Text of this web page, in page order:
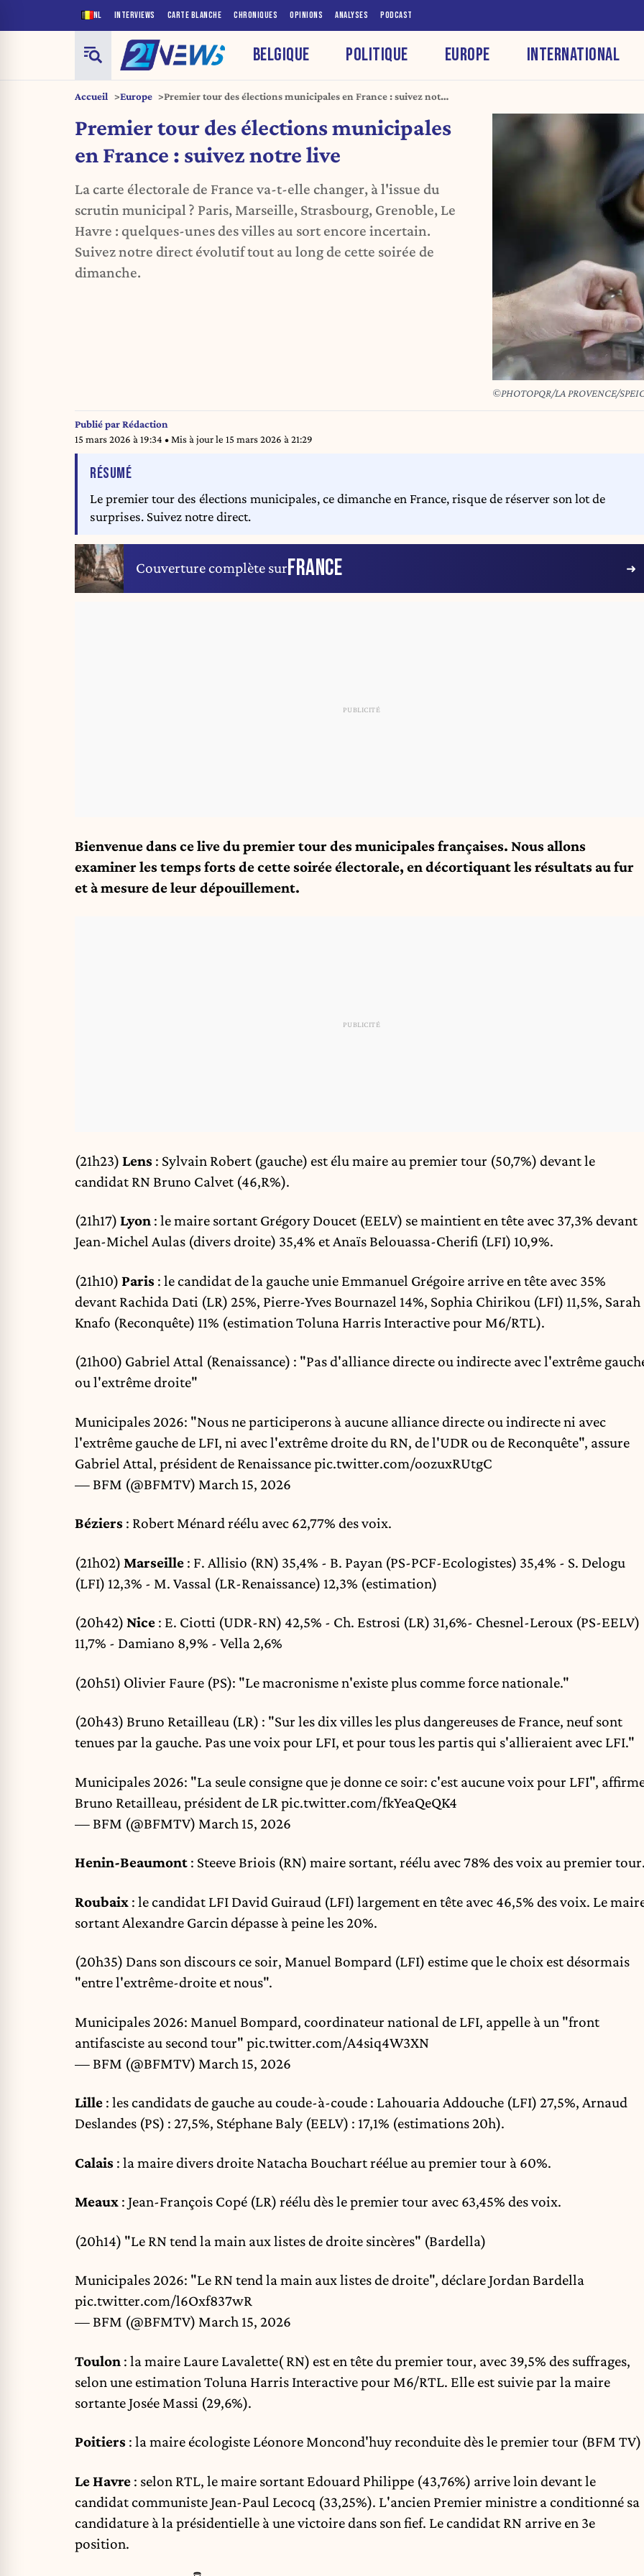
NL INTERVIEWS CARTE BLANCHE CHRONIQUES OPINIONS ANALYSES PODCAST
BELGIQUE POLITIQUE EUROPE INTERNATIONAL
Accueil Europe
Premier tour des élections municipales en France : suivez notre
Premier tour des élections municipales
en France : suivez notre live
La carte électorale de France va-t-elle changer, à l'issue du
scrutin municipal ? Paris, Marseille, Strasbourg, Grenoble, Le
Havre : quelques-unes des villes au sort encore incertain.
Suivez notre direct évolutif tout au long de cette soirée de
dimanche.
©PHOTOPQR/LA PROVENCE/
Publié parRédaction
15 mars 2026 à 19:34 • Mis à jour le 15 mars 2026 à 21:29
RÉSUMÉDE L'ARTICLE
Le premier tour des élections municipales, ce dimanche en France, risque de réserver son lot de
surprises. Suivez notre direct.
Couverture complète surFRANCE
Bienvenue dans ce live du premier tour des municipales françaises. Nous allons
examiner les temps forts de cette soirée électorale, en décortiquant les résultats au fur
et à mesure de leur dépouillement.
(21h23) Lens : Sylvain Robert (gauche) est élu maire au premier tour (50,7%) devant le
candidat RN Bruno Calvet (46,R%).
(21h17) Lyon : le maire sortant Grégory Doucet (EELV) se maintient en tête avec 37,3% devant
Jean-Michel Aulas (divers droite) 35,4% et Anaïs Belouassa-Cherifi (LFI) 10,9%.
(21h10) Paris : le candidat de la gauche unie Emmanuel Grégoire arrive en tête avec 35%
devant Rachida Dati (LR) 25%, Pierre-Yves Bournazel 14%, Sophia Chirikou (LFI) 11,5%, Sarah
Knafo (Reconquête) 11% (estimation Toluna Harris Interactive pour M6/RTL).
(21h00) Gabriel Attal (Renaissance) : "Pas d'alliance directe ou indirecte avec l'extrême
ou l'extrême droite"
Municipales 2026: "Nous ne participerons à aucune alliance directe ou indirecte ni avec
l'extrême gauche de LFI, ni avec l'extrême droite du RN, de l'UDR ou de Reconquête", assure
Gabriel Attal, président de Renaissancepic.twitter.com/oozuxRUtgC
— BFM (@BFMTV) March 15, 2026
Béziers : Robert Ménard réélu avec 62,77% des voix.
(21h02) Marseille : F. Allisio (RN) 35,4% - B. Payan (PS-PCF-Ecologistes) 35,4% - S. Delogu
(LFI) 12,3% - M. Vassal (LR-Renaissance) 12,3% (estimation)
(20h42) Nice : E. Ciotti (UDR-RN) 42,5% - Ch. Estrosi (LR) 31,6%- Chesnel-Leroux (PS-EELV)
11,7% - Damiano 8,9% - Vella 2,6%
(20h51) Olivier Faure (PS): "Le macronisme n'existe plus comme force nationale."
(20h43) Bruno Retailleau (LR) : "Sur les dix villes les plus dangereuses de France, neuf sont
tenues par la gauche. Pas une voix pour LFI, et pour tous les partis qui s'allieraient avec LFI."
Municipales 2026: "La seule consigne que je donne ce soir: c'est aucune voix pour LFI",
Bruno Retailleau, président de LRpic.twitter.com/fkYeaQeQK4
— BFM (@BFMTV) March 15, 2026
Henin-Beaumont : Steeve Briois (RN) maire sortant, réélu avec 78% des voix au premier
Roubaix : le candidat LFI David Guiraud (LFI) largement en tête avec 46,5% des voix. Le
sortant Alexandre Garcin dépasse à peine les 20%.
(20h35) Dans son discours ce soir, Manuel Bompard (LFI) estime que le choix est désormais
"entre l'extrême-droite et nous".
Municipales 2026: Manuel Bompard, coordinateur national de LFI, appelle à un "front
antifasciste au second tour" pic.twitter.com/A4siq4W3XN
— BFM (@BFMTV) March 15, 2026
Lille : les candidats de gauche au coude-à-coude : Lahouaria Addouche (LFI) 27,5%, Arnaud
Deslandes (PS) : 27,5%, Stéphane Baly (EELV) : 17,1% (estimations 20h).
Calais : la maire divers droite Natacha Bouchart réélue au premier tour à 60%.
Meaux : Jean-François Copé (LR) réélu dès le premier tour avec 63,45% des voix.
(20h14) "Le RN tend la main aux listes de droite sincères" (Bardella)
Municipales 2026: "Le RN tend la main aux listes de droite", déclare Jordan Bardella
pic.twitter.com/l6Oxf837wR
— BFM (@BFMTV) March 15, 2026
Toulon : la maire Laure Lavalette( RN) est en tête du premier tour, avec 39,5% des suffrages,
selon une estimation Toluna Harris Interactive pour M6/RTL. Elle est suivie par la maire
sortante Josée Massi (29,6%).
Poitiers : la maire écologiste Léonore Moncond'huy reconduite dès le premier tour (BFM TV)
Le Havre : selon RTL, le maire sortant Edouard Philippe (43,76%) arrive loin devant le
candidat communiste Jean-Paul Lecocq (33,25%). L'ancien Premier ministre a conditionné sa
candidature à la présidentielle à une victoire dans son fief. Le candidat RN arrive en 3e
position.